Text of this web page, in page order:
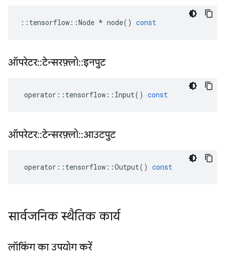
:: tensorflow ::Node * node() const
ऑपरेटर::टेन्सरफ़्लो::इनपुट
operator :: tensorflow :: Input() const
ऑपरेटर::टेन्सरफ़्लो::आउटपुट
operator :: tensorflow ::Output() const
सार्वजनिक स्थैतिक कार्य
लॉकिंग का उपयोग करें